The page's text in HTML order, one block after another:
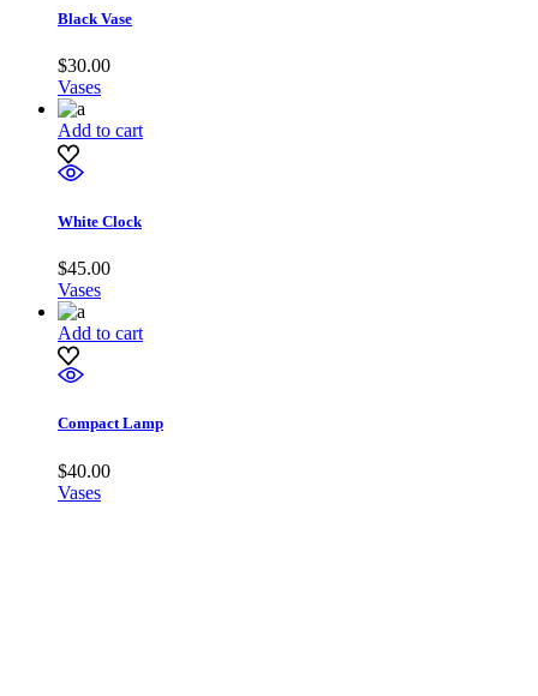
Black Vase
$30.00
Vases
Add to cart
White Clock
$45.00
Vases
Add to cart
Compact Lamp
$40.00
Vases